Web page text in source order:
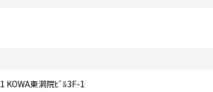
KOWA東洞院ﾋﾞﾙ3F-1